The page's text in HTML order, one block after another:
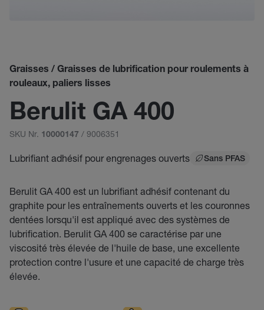
Graisses / Graisses de lubrification pour roulements à
rouleaux, paliers lisses
Berulit GA 400
SKU Nr. 10000147 / 9006351
Lubrifiant adhésif pour engrenages ouverts Sans PFAS
Berulit GA 400 est un lubrifiant adhésif contenant du
graphite pour les entraînements ouverts et les couronnes
dentées lorsqu'il est appliqué avec des systèmes de
lubrification. Berulit GA 400 se caractérise par une
viscosité très élevée de l'huile de base, une excellente
protection contre l'usure et une capacité de charge très
élevée.